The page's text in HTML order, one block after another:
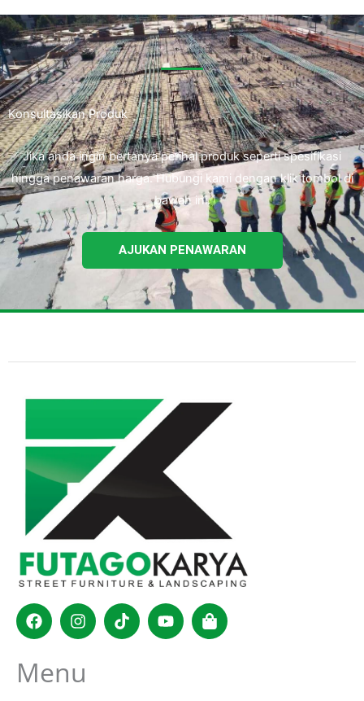
Konsultasikan Produk
Jika anda ingin bertanya perihal produk seperti spesifikasi
hingga penawaran harga. Hubungi kami dengan klik tombol di
bawah ini.
AJUKAN PENAWARAN
FacebookInstagram
TiktokYoutubeShopping-
bag
Menu